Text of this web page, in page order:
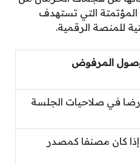
المؤتمتة التي تستهدف
للمنصة الرقمية.
المرفوض
في صلاحيات الجلسة
كان مصنفا كمصدر